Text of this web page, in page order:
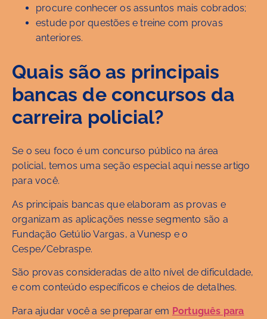
procure conhecer os assuntos mais cobrados;
estude por questões e treine com provas
anteriores.
Quais são as principais
bancas de concursos da
carreira policial?
Se o seu foco é um concurso público na área
policial, temos uma seção especial aqui nesse artigo
para você.
As principais bancas que elaboram as provas e
organizam as aplicações nesse segmento são a
Fundação Getúlio Vargas, a Vunesp e o
Cespe/Cebraspe.
São provas consideradas de alto nível de dificuldade,
e com conteúdo específicos e cheios de detalhes.
Para ajudar você a se preparar em Português para